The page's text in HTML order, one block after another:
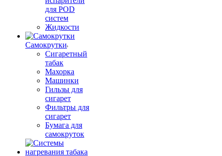
для POD
систем
Жидкости
Самокрутки
Сигаретный
табак
Махорка
Машинки
Гильзы для
сигарет
Фильтры для
сигарет
Бумага для
самокруток